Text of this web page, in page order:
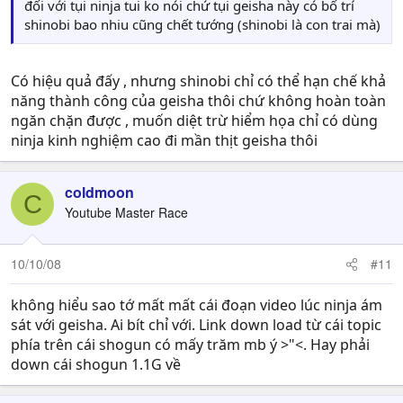
đối với tụi ninja tui ko nói chứ tụi geisha này có bố trí
shinobi bao nhiu cũng chết tướng (shinobi là con trai mà)
Có hiệu quả đấy , nhưng shinobi chỉ có thể hạn chế khả
năng thành công của geisha thôi chứ không hoàn toàn
ngăn chặn được , muốn diệt trừ hiểm họa chỉ có dùng
ninja kinh nghiệm cao đi mần thịt geisha thôi
C coldmoon
Youtube Master Race
10/10/08 #11
không hiểu sao tớ mất mất cái đoạn video lúc ninja ám
sát với geisha. Ai bít chỉ với. Link down load từ cái topic
phía trên cái shogun có mấy trăm mb ý >"<. Hay phải
down cái shogun 1.1G về